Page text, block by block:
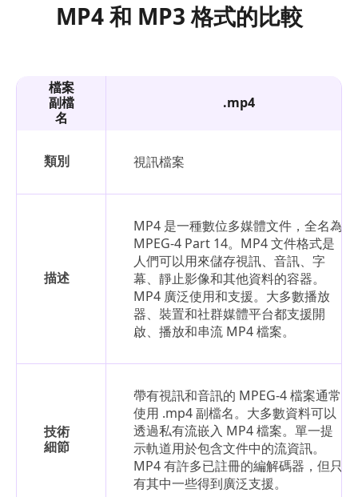
MP4 和 MP3 格式的比較
檔案
副檔
名
.mp4
類別 視訊檔案
描述
MP4 是一種數位多媒體文件，全名為
MPEG-4 Part 14。MP4 文件格式是
人們可以用來儲存視訊、音訊、字
幕、靜止影像和其他資料的容器。
MP4 廣泛使用和支援。大多數播放
器、裝置和社群媒體平台都支援開
啟、播放和串流 MP4 檔案。
技術
細節
帶有視訊和音訊的 MPEG-4 檔案通常
使用 .mp4 副檔名。大多數資料可以
透過私有流嵌入 MP4 檔案。單一提
示軌道用於包含文件中的流資訊。
MP4 有許多已註冊的編解碼器，但只
有其中一些得到廣泛支援。